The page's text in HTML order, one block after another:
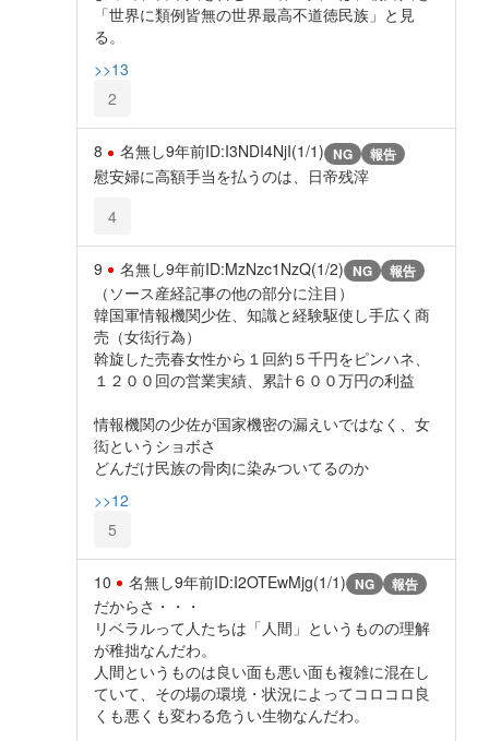
「世界に類例皆無の世界最高不道徳民族」と見
る。
>>13
2
8 名無し9年前ID:I3NDI4NjI(1/1) NG 報告
慰安婦に高額手当を払うのは、日帝残滓
4
9 名無し9年前ID:MzNzc1NzQ(1/2) NG 報告
（ソース産経記事の他の部分に注目）
韓国軍情報機関少佐、知識と経験駆使し手広く商
売（女衒行為）
斡旋した売春女性から１回約５千円をピンハネ、
１２００回の営業実績、累計６００万円の利益
情報機関の少佐が国家機密の漏えいではなく、女
衒というショボさ
どんだけ民族の骨肉に染みついてるのか
>>12
5
10 名無し9年前ID:I2OTEwMjg(1/1) NG 報告
だからさ・・・
リベラルって人たちは「人間」というものの理解
が稚拙なんだわ。
人間というものは良い面も悪い面も複雑に混在し
ていて、その場の環境・状況によってコロコロ良
くも悪くも変わる危うい生物なんだわ。